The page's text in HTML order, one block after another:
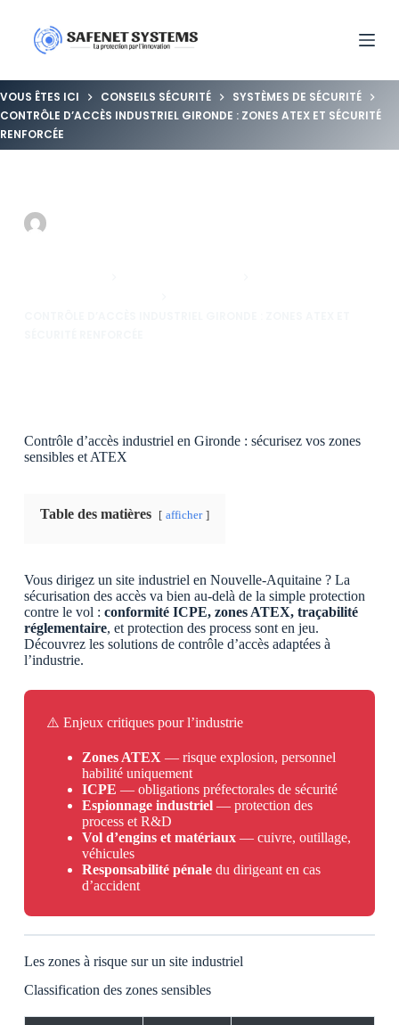
VOUS ÊTES ICI CONSEILS SÉCURITÉ
SYSTÈMES DE SÉCURITÉ
CONTRÔLE D’ACCÈS INDUSTRIEL GIRONDE : ZONES ATEX ET SÉCURITÉ
RENFORCÉE
Contrôle d’accès industriel en Gironde : sécurisez vos zones
sensibles et ATEX
Table des matières afficher
Vous dirigez un site industriel en Nouvelle-Aquitaine ? La
sécurisation des accès va bien au-delà de la simple protection
contre le vol : conformité ICPE, zones ATEX, traçabilité
réglementaire, et protection des process sont en jeu.
Découvrez les solutions de contrôle d’accès adaptées à
l’industrie.
⚠️ Enjeux critiques pour l’industrie
Zones ATEX — risque explosion, personnel
habilité uniquement
ICPE — obligations préfectorales de sécurité
Espionnage industriel— protection des
process et R&D
Vol d’engins et matériaux— cuivre, outillage,
véhicules
Responsabilité pénaledu dirigeant en cas
d’accident
Les zones à risque sur un site industriel
Classification des zones sensibles